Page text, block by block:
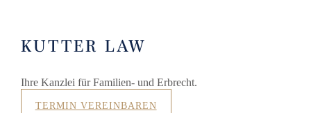
KUTTER LAW
Ihre Kanzlei für Familien- und Erbrecht.
TERMIN VEREINBAREN